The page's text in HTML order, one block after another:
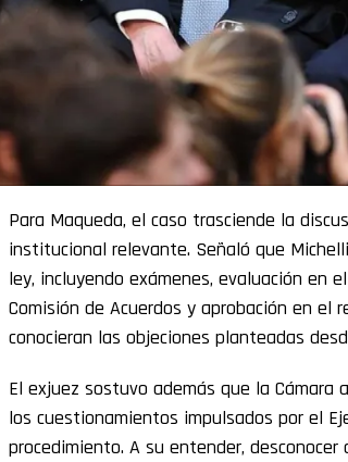
Para Maqueda, el caso trasciende la
institucional relevante. Señaló que
ley, incluyendo exámenes, evaluación en
Comisión de Acuerdos y aprobación en el
conocieran las objeciones planteadas
El exjuez sostuvo además que la
los cuestionamientos impulsados por el
procedimiento. A su entender,